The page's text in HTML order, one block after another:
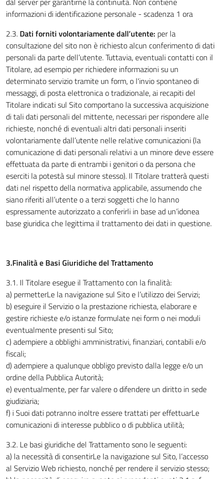
informazioni di identificazione personale - scadenza 1 ora
2.3. Dati forniti volontariamente dall’utente: per la
consultazione del sito non è richiesto alcun conferimento di dati
personali da parte dell’utente. Tuttavia, eventuali contatti con il
Titolare, ad esempio per richiedere informazioni su un
determinato servizio tramite un form, o l'invio spontaneo di
messaggi, di posta elettronica o tradizionale, ai recapiti del
Titolare indicati sul Sito comportano la successiva acquisizione
di tali dati personali del mittente, necessari per rispondere alle
richieste, nonché di eventuali altri dati personali inseriti
volontariamente dall’utente nelle relative comunicazioni (la
comunicazione di dati personali relativi a un minore deve essere
effettuata da parte di entrambi i genitori o da persona che
eserciti la potestà sul minore stesso). Il Titolare tratterà questi
dati nel rispetto della normativa applicabile, assumendo che
siano riferiti all’utente o a terzi soggetti che lo hanno
espressamente autorizzato a conferirli in base ad un’idonea
base giuridica che legittima il trattamento dei dati in questione.
3.Finalità e Basi Giuridiche del Trattamento
3.1. Il Titolare esegue il Trattamento con la finalità:
a) permetterLe la navigazione sul Sito e l’utilizzo dei Servizi;
b) eseguire il Servizio o la prestazione richiesta, elaborare e
gestire richieste e/o istanze formulate nei form o nei moduli
eventualmente presenti sul Sito;
c) adempiere a obblighi amministrativi, finanziari, contabili e/o
fiscali;
d) adempiere a qualunque obbligo previsto dalla legge e/o un
ordine della Pubblica Autorità;
e) eventualmente, per far valere o difendere un diritto in sede
giudiziaria;
f) i Suoi dati potranno inoltre essere trattati per effettuarLe
comunicazioni di interesse pubblico o di pubblica utilità;
3.2. Le basi giuridiche del Trattamento sono le seguenti:
a) la necessità di consentirLe la navigazione sul Sito, l’accesso
al Servizio Web richiesto, nonché per rendere il servizio stesso;